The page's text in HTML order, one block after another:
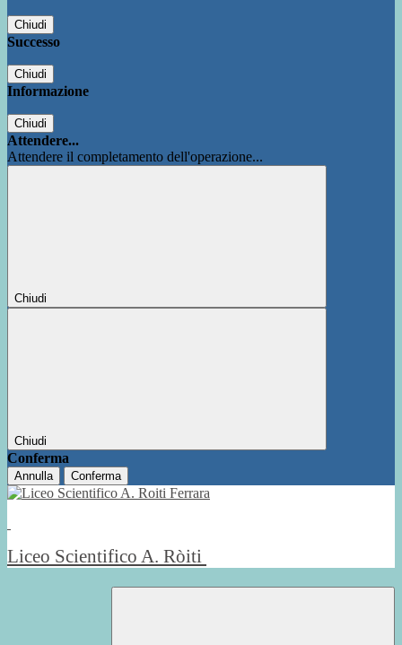
Chiudi
Successo
Chiudi
Informazione
Chiudi
Attendere...
Attendere il completamento dell'operazione...
Chiudi
Chiudi
Conferma
Annulla Conferma
Liceo Scientifico A. Ròiti